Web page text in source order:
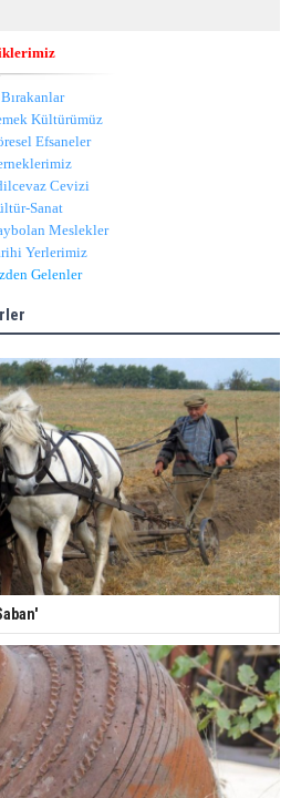
Kültürümüz
Efsaneler
Cevizi
Sanat
Meslekler
Yerlerimiz
Gelenler